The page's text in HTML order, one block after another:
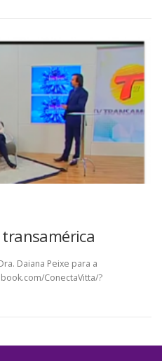
Daiana Peixe para a
ConectaVitta/?